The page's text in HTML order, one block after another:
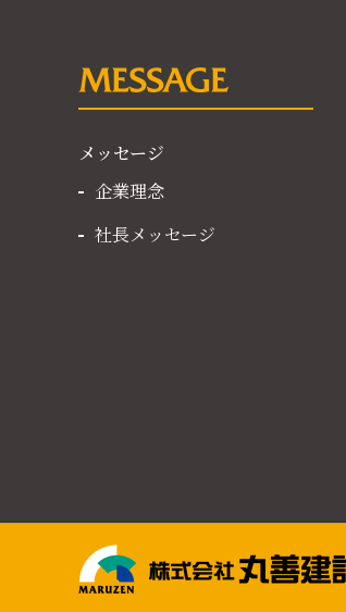
メッセージ
企業理念
社長メッセージ